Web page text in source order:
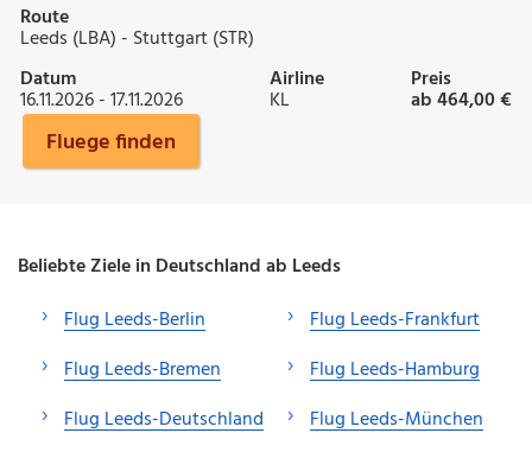
Route
Leeds (LBA) - Stuttgart (STR)
Datum
16.11.2026 - 17.11.2026
Airline
KL
Preis
ab 464,00 €
Fluege finden
Beliebte Ziele in Deutschland ab Leeds
Flug Leeds-Berlin
Flug Leeds-Bremen
Flug Leeds-Deutschland
Flug Leeds-Frankfurt
Flug Leeds-Hamburg
Flug Leeds-München